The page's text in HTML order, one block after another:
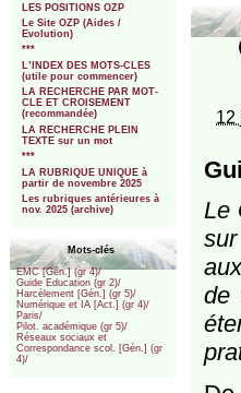
LES POSITIONS OZP
Le Site OZP (Aides /
Evolution)
***
L’INDEX DES MOTS-CLES
(utile pour commencer)
LA RECHERCHE PAR MOT-
CLE ET CROISEMENT
(recommandée)
LA RECHERCHE PLEIN
TEXTE sur un mot
***
LA RUBRIQUE UNIQUE à
partir de novembre 2025
Les rubriques antérieures à
nov. 2025 (archive)
Mots-clés
EMC [Gén.] (gr 4)/
Guide Education (gr 2)/
Harcèlement [Gén.] (gr 5)/
Numérique et IA [Act.] (gr 4)/
Paris/
Pilot. académique (gr 5)/
Réseaux sociaux et
Correspondance scol. [Gén.] (gr
4)/
12
Le
de